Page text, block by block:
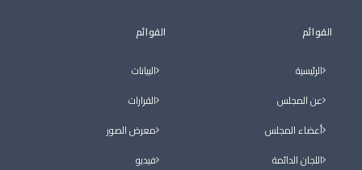
القوائم
الرئيسية
عن المجلس
أعضاء المجلس
اللجان الدائمة
القوائم
البيانات
القرارات
معرض الصور
فيديو